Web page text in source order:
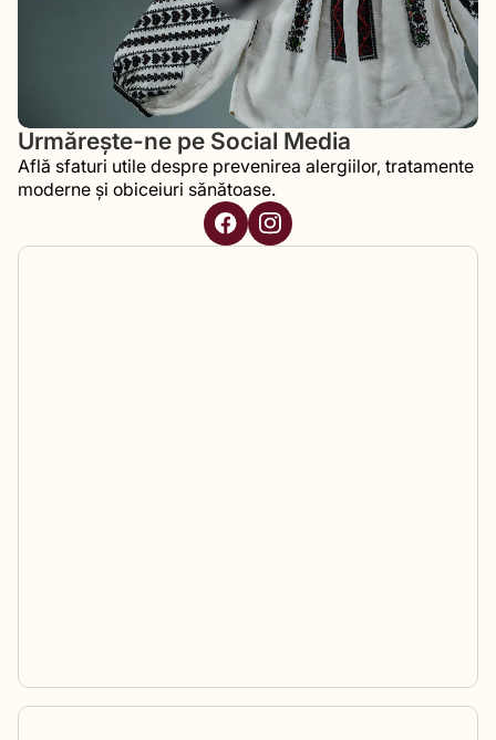
Urmărește-ne pe Social Media
Află sfaturi utile despre prevenirea alergiilor, tratamente
moderne și obiceiuri sănătoase.